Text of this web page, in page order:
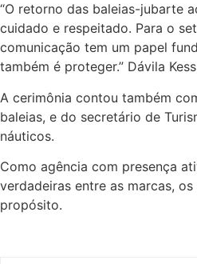
“O retorno das baleias-jubarte
cuidado e respeitado. Para o
comunicação tem um papel
também é proteger.” Dávila
A cerimônia contou também
baleias, e do secretário de
náuticos.
Como agência com presença
verdadeiras entre as marcas,
propósito.